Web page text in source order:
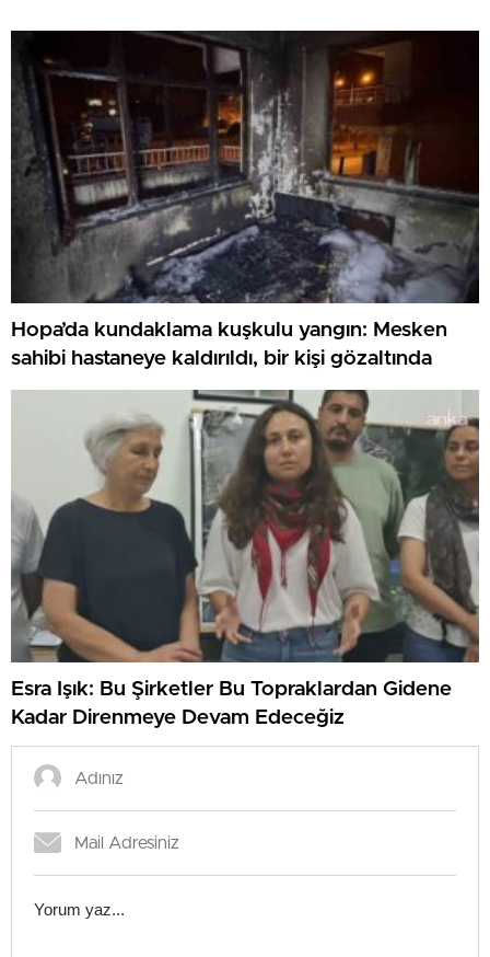
Hopa’da kundaklama kuşkulu yangın: Mesken
sahibi hastaneye kaldırıldı, bir kişi gözaltında
Esra Işık: Bu Şirketler Bu Topraklardan Gidene
Kadar Direnmeye Devam Edeceğiz